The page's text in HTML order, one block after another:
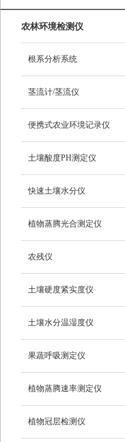
农林环境检测仪
根系分析系统
茎流计/茎流仪
便携式农业环境记录仪
土壤酸度PH测定仪
快速土壤水分仪
植物蒸腾光合测定仪
农残仪
土壤硬度紧实度仪
土壤水分温湿度仪
果蔬呼吸测定仪
植物蒸腾速率测定仪
植物冠层检测仪